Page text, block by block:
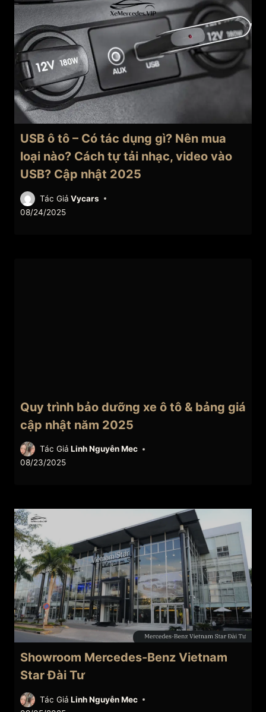
USB ô tô – Có tác dụng gì? Nên mua
loại nào? Cách tự tải nhạc, video vào
USB? Cập nhật 2025
Tác Giả Vycars
08/24/2025
Quy trình bảo dưỡng xe ô tô & bảng giá
cập nhật năm 2025
Tác Giả Linh Nguyễn Mec
08/23/2025
Showroom Mercedes-Benz Vietnam
Star Đài Tư
Tác Giả Linh Nguyễn Mec